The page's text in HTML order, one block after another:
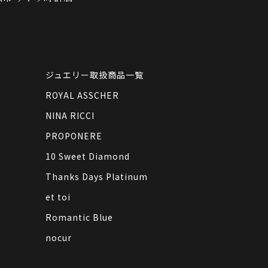
ジュエリー取扱商品一覧
ROYAL ASSCHER
NINA RICCI
PROPONERE
10 Sweet Diamond
Thanks Days Platinum
et toi
Romantic Blue
nocur